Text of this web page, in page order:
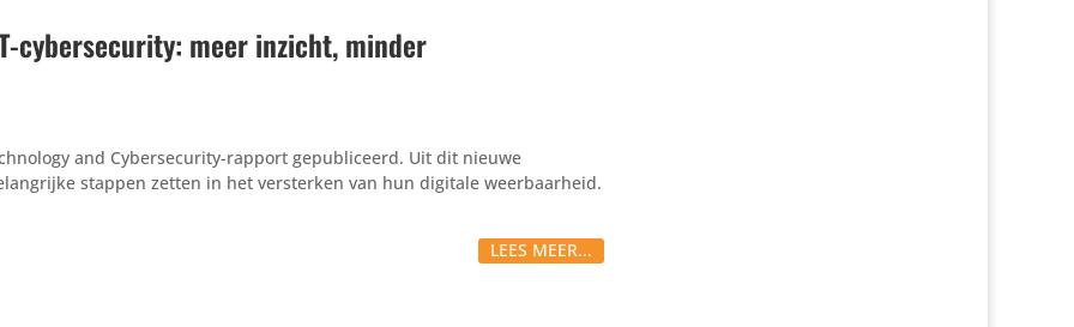
cybersecurity: meer inzicht, minder
and Cybersecurity-rapport gepubliceerd. Uit dit nieuwe
stappen zetten in het versterken van hun digitale weerbaarheid.
LEES MEER...